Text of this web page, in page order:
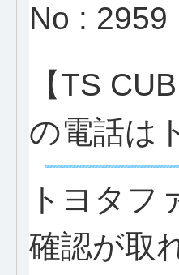
No : 2959
【TS
の電話は
トヨタフ
確認が取